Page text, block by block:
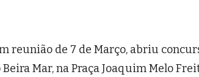
reunião de 7 de Março, abriu
Mar, na Praça Joaquim Melo